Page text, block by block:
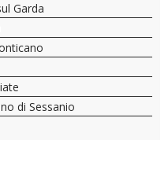
Garda
di Sessanio